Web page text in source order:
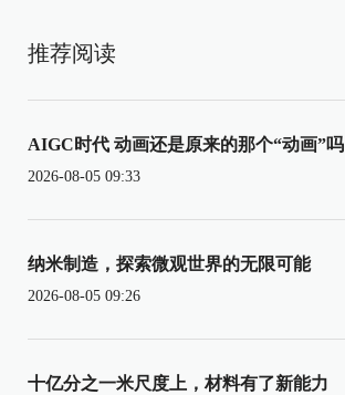
推荐阅读
AIGC时代 动画还是原来的那个“动画”吗
2026-08-05 09:33
纳米制造，探索微观世界的无限可能
2026-08-05 09:26
十亿分之一米尺度上，材料有了新能力